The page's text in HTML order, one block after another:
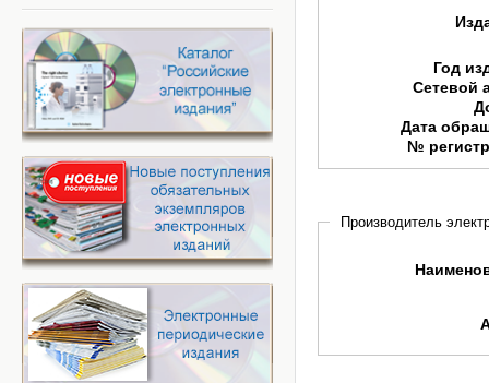
Год
Сетевой
Дата
№
Производитель